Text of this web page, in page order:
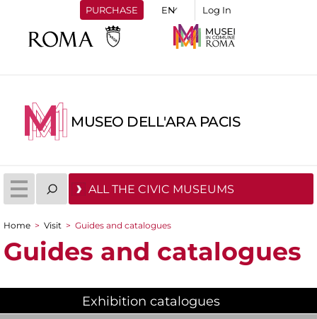
PURCHASE Log In
MUSEO DELL'ARA PACIS
ALL THE CIVIC MUSEUMS
You are here
Home > Visit > Guides and catalogues
Guides and catalogues
Exhibition catalogues